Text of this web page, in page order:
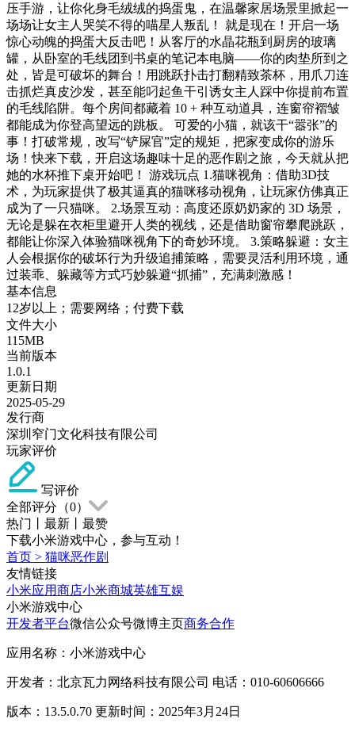
压手游，让你化身毛绒绒的捣蛋鬼，在温馨家居场景里掀起一
场场让女主人哭笑不得的喵星人叛乱！ 就是现在！开启一场
惊心动魄的捣蛋大反击吧！从客厅的水晶花瓶到厨房的玻璃
罐，从卧室的毛线团到书桌的笔记本电脑——你的肉垫所到之
处，皆是可破坏的舞台！用跳跃扑击打翻精致茶杯，用爪刀连
击抓烂真皮沙发，甚至能叼起鱼干引诱女主人踩中你提前布置
的毛线陷阱。每个房间都藏着 10 + 种互动道具，连窗帘褶皱
都能成为你登高望远的跳板。 可爱的小猫，就该干“嚣张”的
事！打破常规，改写“铲屎官”定的规矩，把家变成你的游乐
场！快来下载，开启这场趣味十足的恶作剧之旅，今天就从把
她的水杯推下桌开始吧！ 游戏玩点 1.猫咪视角：借助3D技
术，为玩家提供了极其逼真的猫咪移动视角，让玩家仿佛真正
成为了一只猫咪。 2.场景互动：高度还原奶奶家的 3D 场景，
无论是躲在衣柜里避开人类的视线，还是借助窗帘攀爬跳跃，
都能让你深入体验猫咪视角下的奇妙环境。 3.策略躲避：女主
人会根据你的破坏行为升级追捕策略，需要灵活利用环境，通
过装乖、躲藏等方式巧妙躲避“抓捕”，充满刺激感！
基本信息
12岁以上；需要网络；付费下载
文件大小
115MB
当前版本
1.0.1
更新日期
2025-05-29
发行商
深圳窄门文化科技有限公司
玩家评价
写评价
全部评分（0）
热门
最新
最赞
下载小米游戏中心，参与互动！
首页 > 猫咪恶作剧
友情链接
小米应用商店小米商城英雄互娱
小米游戏中心
开发者平台微信公众号微博主页商务合作
应用名称：小米游戏中心
开发者：北京瓦力网络科技有限公司 电话：010-60606666
版本：13.5.0.70 更新时间：2025年3月24日